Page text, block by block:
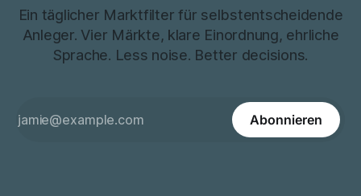
Ein täglicher Marktfilter für selbstentscheidende
Anleger. Vier Märkte, klare Einordnung, ehrliche
Sprache. Less noise. Better decisions.
Abonnieren